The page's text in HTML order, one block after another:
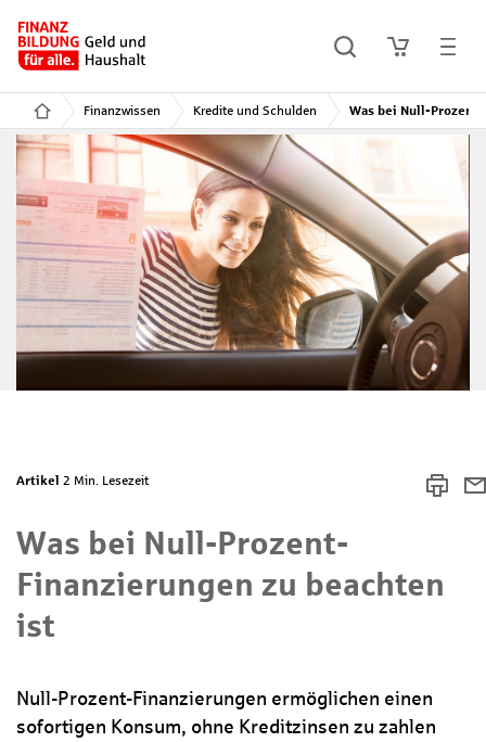
Finanzwissen Kredite und Schulden Was bei Null-
Artikel 2 Min. Lesezeit
Was bei Null-Prozent-
Finanzierungen zu beachten
ist
Null-Prozent-Finanzierungen ermöglichen einen
sofortigen Konsum, ohne Kreditzinsen zu zahlen